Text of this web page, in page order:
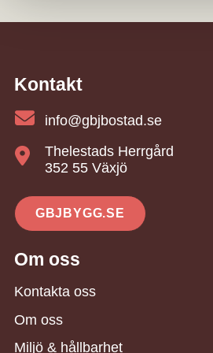
Kontakt
info@gbjbostad.se
Thelestads Herrgård
352 55 Växjö
GBJBYGG.SE
Om oss
Kontakta oss
Om oss
Miljö & hållbarhet